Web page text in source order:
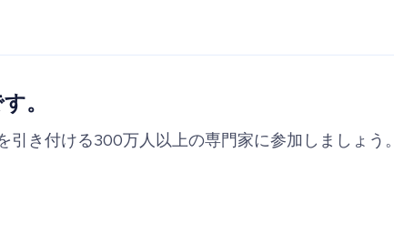
。
き付ける300万人以上の専門家に参加しましょう。